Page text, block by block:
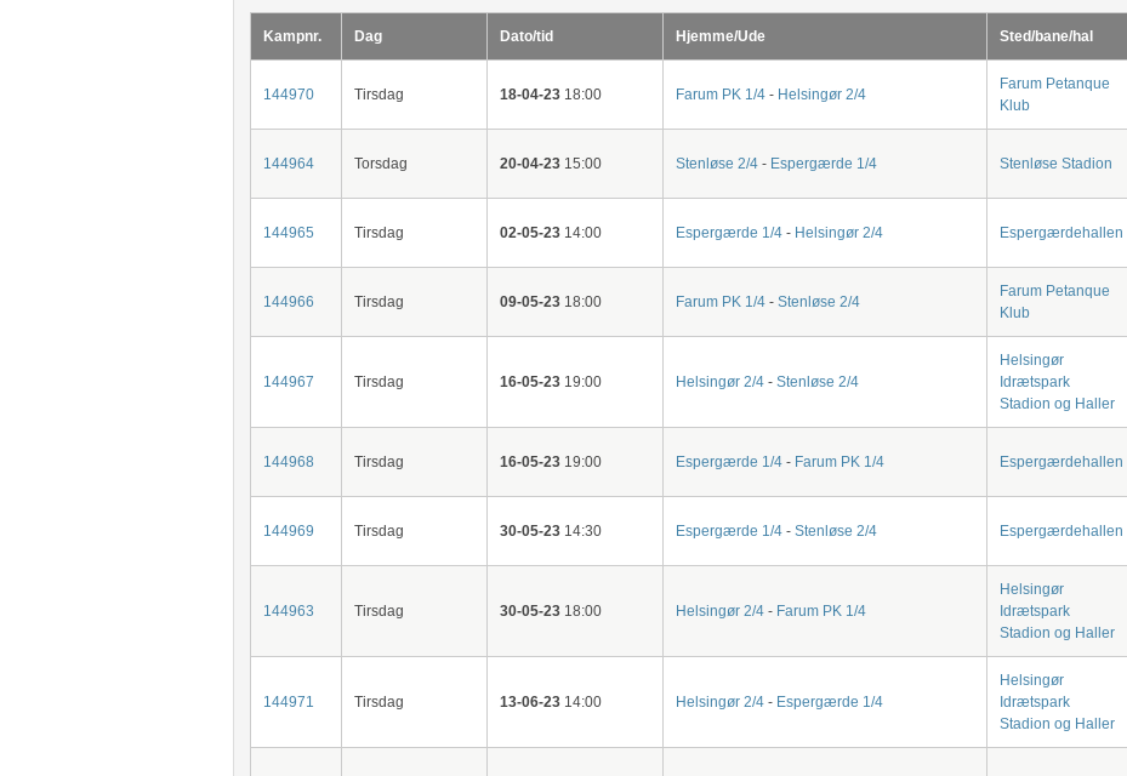
Kampnr. Dag Dato/tid Hjemme/Ude Sted/bane/hal
144970 Tirsdag 18-04-2318:00 Farum PK 1/4 - Helsingør 2/4
Farum Petanque
Klub
144964 Torsdag 20-04-2315:00 Stenløse 2/4- Espergærde 1/4 Stenløse Stadion
144965 Tirsdag 02-05-2314:00 Espergærde 1/4 - Helsingør 2/4 Espergærdehallen
144966 Tirsdag 09-05-2318:00 Farum PK 1/4 - Stenløse 2/4
Farum Petanque
Klub
144967 Tirsdag 16-05-2319:00 Helsingør 2/4 - Stenløse 2/4
Helsingør
Idrætspark
Stadion og Haller
144968 Tirsdag 16-05-2319:00 Espergærde 1/4 - Farum PK 1/4 Espergærdehallen
144969 Tirsdag 30-05-2314:30 Espergærde 1/4 - Stenløse 2/4 Espergærdehallen
144963 Tirsdag 30-05-2318:00 Helsingør 2/4 - Farum PK 1/4
Helsingør
Idrætspark
Stadion og Haller
144971 Tirsdag 13-06-2314:00 Helsingør 2/4 - Espergærde 1/4
Helsingør
Idrætspark
Stadion og Haller